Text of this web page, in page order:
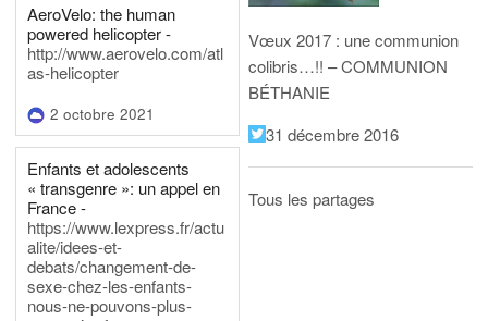
AeroVelo: the human
powered helicopter -
http://www.aerovelo.com/atl
as-helicopter
2 octobre 2021
Enfants et adolescents
« transgenre »: un appel en
France -
https://www.lexpress.fr/actu
alite/idees-et-
debats/changement-de-
sexe-chez-les-enfants-
nous-ne-pouvons-plus-
Vœux 2017 : une communion
colibris…!! – COMMUNION
BÉTHANIE
31 décembre 2016
Tous les partages